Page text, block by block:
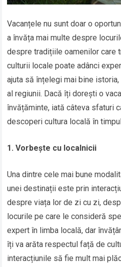
Vacanțele nu sunt doar o
a învăța mai multe despre
despre tradițiile oamenilor care
culturii locale poate adânci
ajuta să înțelegi mai bine
al regiunii. Dacă îți dorești o
învățăminte, iată câteva sfaturi
descoperi cultura locală în
1. Vorbește cu localnicii
Una dintre cele mai bune
unei destinații este prin
despre viața lor de zi cu zi,
locurile pe care le consideră
expert în limba locală, dar
îți va arăta respectul față de
interacțiunile să fie mult mai